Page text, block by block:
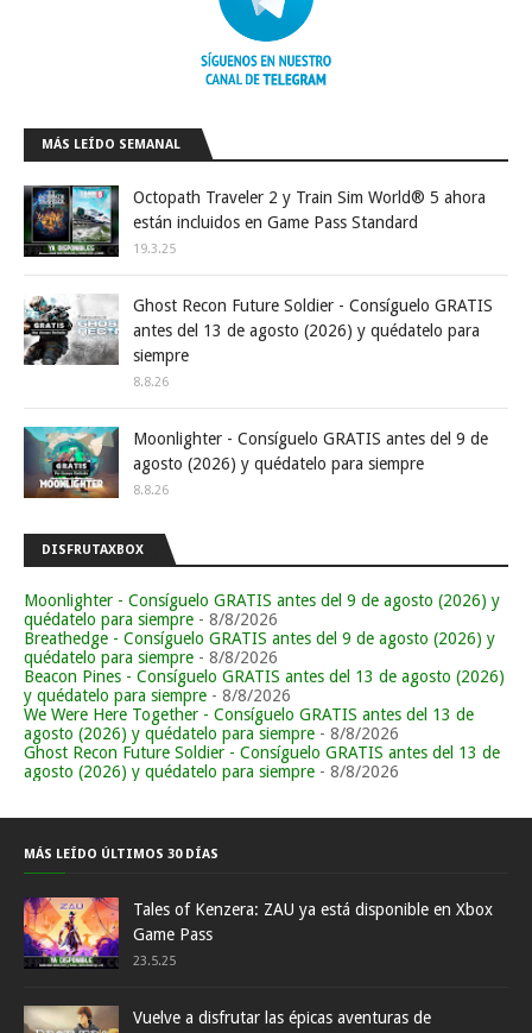
MÁS LEÍDO SEMANAL
Octopath Traveler 2 y Train Sim World® 5 ahora
están incluidos en Game Pass Standard
19.3.25
Ghost Recon Future Soldier - Consíguelo GRATIS
antes del 13 de agosto (2026) y quédatelo para
siempre
8.8.26
Moonlighter - Consíguelo GRATIS antes del 9 de
agosto (2026) y quédatelo para siempre
8.8.26
DISFRUTAXBOX
Moonlighter - Consíguelo GRATIS antes del 9 de agosto (2026) y
quédatelo para siempre - 8/8/2026
Breathedge - Consíguelo GRATIS antes del 9 de agosto (2026) y
quédatelo para siempre - 8/8/2026
Beacon Pines - Consíguelo GRATIS antes del 13 de agosto (2026)
y quédatelo para siempre - 8/8/2026
We Were Here Together - Consíguelo GRATIS antes del 13 de
agosto (2026) y quédatelo para siempre - 8/8/2026
Ghost Recon Future Soldier - Consíguelo GRATIS antes del 13 de
agosto (2026) y quédatelo para siempre - 8/8/2026
MÁS LEÍDO ÚLTIMOS 30 DÍAS
Tales of Kenzera: ZAU ya está disponible en Xbox
Game Pass
23.5.25
Vuelve a disfrutar las épicas aventuras de